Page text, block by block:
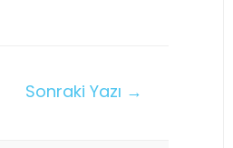
Sonraki Yazı →